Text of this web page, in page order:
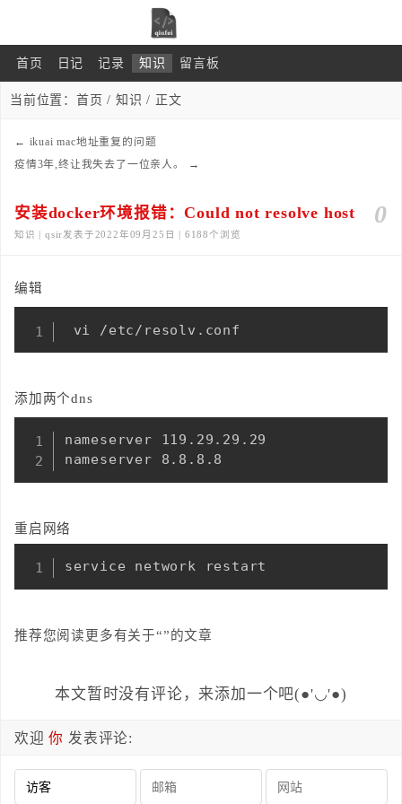
首页 日记 记录 知识 留言板
当前位置： 首页 /知识 / 正文
← ikuai mac地址重复的问题
疫情3年,终让我失去了一位亲人。
→
0
安装docker环境报错：Could not resolve host
知识 | qsir发表于2022年09月25日 | 6188个浏览
编辑
vi /etc/resolv.conf
添加两个dns
nameserver 119.29.29.29
nameserver 8.8.8.8
重启网络
service network restart
推荐您阅读更多有关于“”的文章
本文暂时没有评论，来添加一个吧(●'◡'●)
欢迎你 发表评论: